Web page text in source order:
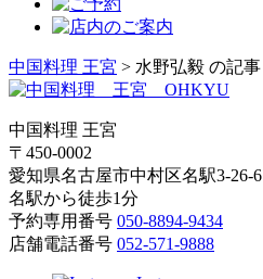
中国料理 王宮 > 水野弘毅 の記事
中国料理 王宮
〒450-0002
愛知県名古屋市中村区名駅3-26-6
名駅から徒歩1分
予約専用番号 050-8894-9434
店舗電話番号 052-571-9888